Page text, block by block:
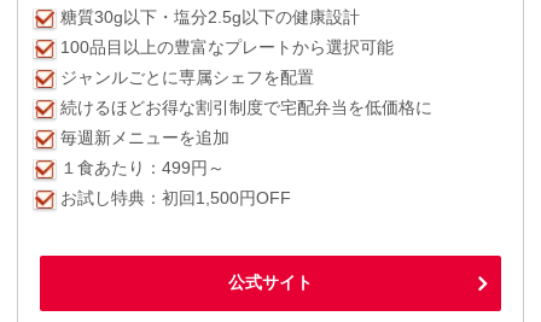
糖質30g以下・塩分2.5g以下の健康設計
100品目以上の豊富なプレートから選択可能
ジャンルごとに専属シェフを配置
続けるほどお得な割引制度で宅配弁当を低価格に
毎週新メニューを追加
１食あたり：499円～
お試し特典：初回1,500円OFF
公式サイト